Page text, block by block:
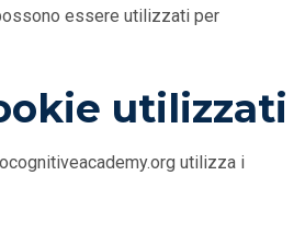
essere utilizzati per
utilizzati
utilizza i